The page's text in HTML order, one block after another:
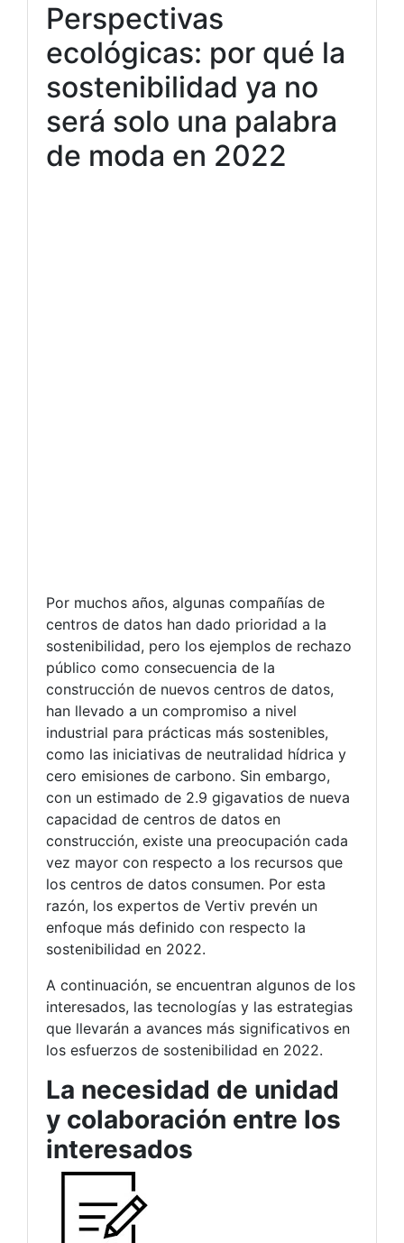
Perspectivas
ecológicas: por qué la
sostenibilidad ya no
será solo una palabra
de moda en 2022
Por muchos años, algunas compañías de
centros de datos han dado prioridad a la
sostenibilidad, pero los ejemplos de rechazo
público como consecuencia de la
construcción de nuevos centros de datos,
han llevado a un compromiso a nivel
industrial para prácticas más sostenibles,
como las iniciativas de neutralidad hídrica y
cero emisiones de carbono. Sin embargo,
con un estimado de 2.9 gigavatios de nueva
capacidad de centros de datos en
construcción, existe una preocupación cada
vez mayor con respecto a los recursos que
los centros de datos consumen. Por esta
razón, los expertos de Vertiv prevén un
enfoque más definido con respecto la
sostenibilidad en 2022.
A continuación, se encuentran algunos de los
interesados, las tecnologías y las estrategias
que llevarán a avances más significativos en
los esfuerzos de sostenibilidad en 2022.
La necesidad de unidad
y colaboración entre los
interesados